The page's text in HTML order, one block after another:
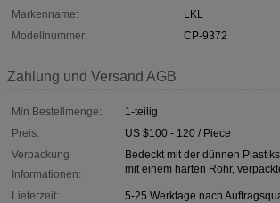
Markenname:
LKL
Modellnummer:
CP-9372
Zahlung und Versand AGB
Min Bestellmenge:
1-teilig
Preis:
US $100 - 120 / Piece
Verpackung
Informationen:
Bedeckt mit der dünnen
mit einem harten Rohr,
Lieferzeit:
5-25 Werktage nach